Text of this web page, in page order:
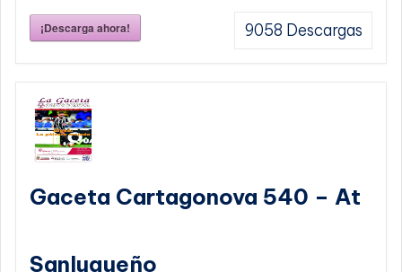
¡Descarga ahora! 9058 Descargas
Gaceta Cartagonova 540 – At
Sanluqueño